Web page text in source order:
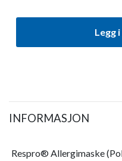
Legg
INFORMASJON
Respro® Allergimaske